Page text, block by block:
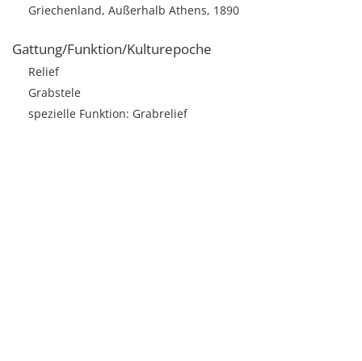
Griechenland, Außerhalb Athens, 1890
Gattung/Funktion/Kulturepoche
Relief
Grabstele
spezielle Funktion: Grabrelief